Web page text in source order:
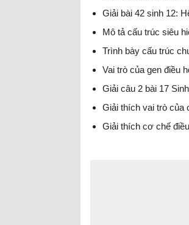
Giải bài 42 sinh 12:
Mô tả cấu trúc siêu
Trình bày cấu trúc
Vai trò của gen điều
Giải câu 2 bài 17
Giải thích vai trò của
Giải thích cơ chế